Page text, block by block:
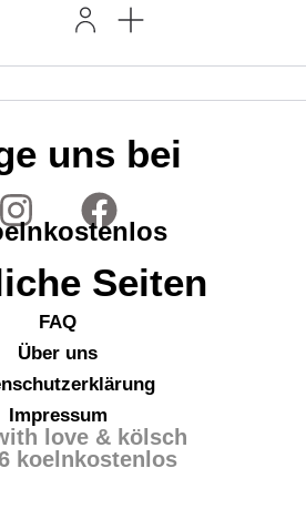
uns bei
Seiten
FAQ
Über uns
Impressum
love & kölsch
koelnkostenlos